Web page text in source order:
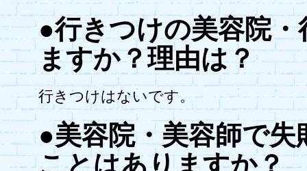
●行きつけの美容院
ますか？理由は？
行きつけはないです。
●美容院・美容師で
ことはありますか？